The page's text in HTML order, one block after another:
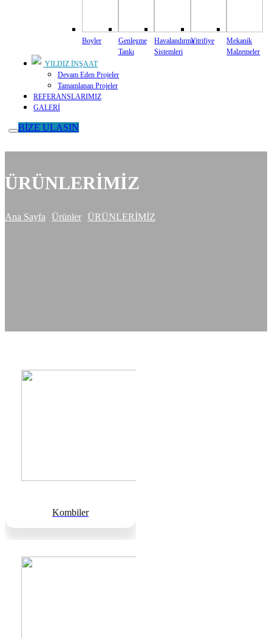
Boyler
Genleşme
Tankı
Havalandırma
Sistemleri
Vitrifiye
Mekanik
Malzemeler
YILDIZ İNŞAAT
Devam Eden Projeler
Tamamlanan Projeler
REFERANSLARIMIZ
GALERİ
BİZE ULAŞIN
ÜRÜNLERİMİZ
Ana Sayfa Ürünler ÜRÜNLERİMİZ
Kombiler